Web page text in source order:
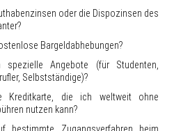
oder die Dispozinsen des
Bargeldabhebungen?
Angebote (für Studenten,
Selbstständige)?
Kreditkarte, die ich weltweit ohne
nutzen kann?